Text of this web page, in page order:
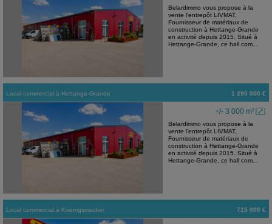
Belardimmo vous propose à la
vente l'entrepôt LIVMAT,
Fournisseur de matériaux de
construction à Hettange-Grande
en activité depuis 2015. Situé à
Hettange-Grande, ce hall com...
Local commercial à Hettange-Grande 1 290 000 €
+/- 3 000 m²
Belardimmo vous propose à la
vente l'entrepôt LIVMAT,
Fournisseur de matériaux de
construction à Hettange-Grande
en activité depuis 2015. Situé à
Hettange-Grande, ce hall com...
Local commercial à Koenigsmacker 715 000 €